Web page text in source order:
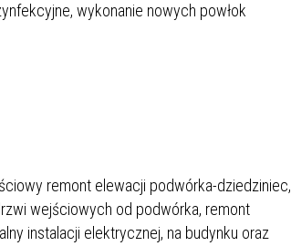
wykonanie nowych powłok
remont elewacji podwórka-dziedziniec,
wejściowych od podwórka, remont
instalacji elektrycznej, na budynku oraz